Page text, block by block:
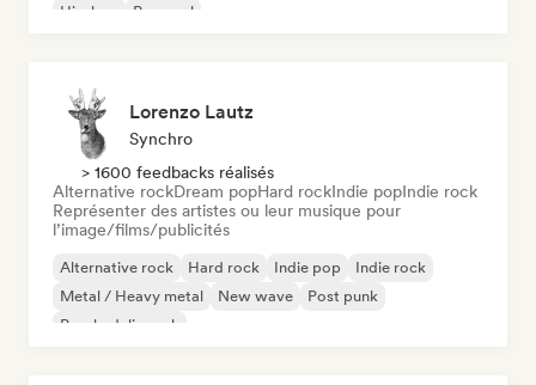
Hip-hop
Pop soul
Lorenzo Lautz
Synchro
> 1600 feedbacks réalisés
Alternative rockDream popHard rockIndie popIndie rock
Représenter des artistes ou leur musique pour
l’image/films/publicités
Alternative rock Hard rock Indie pop
Indie rock
Metal / Heavy metal
New wave
Post punk
Psychedelic rock